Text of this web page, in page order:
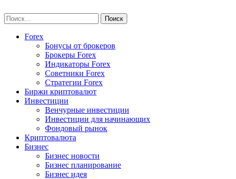
to
content
Найти:
Forex
Бонусы от брокеров
Брокеры Forex
Индикаторы Forex
Советники Forex
Стратегии Forex
Биржи криптовалют
Инвестиции
Венчурные инвестиции
Инвестиции для начинающих
Фондовый рынок
Криптовалюта
Бизнес
Бизнес новости
Бизнес планирование
Бизнес идея